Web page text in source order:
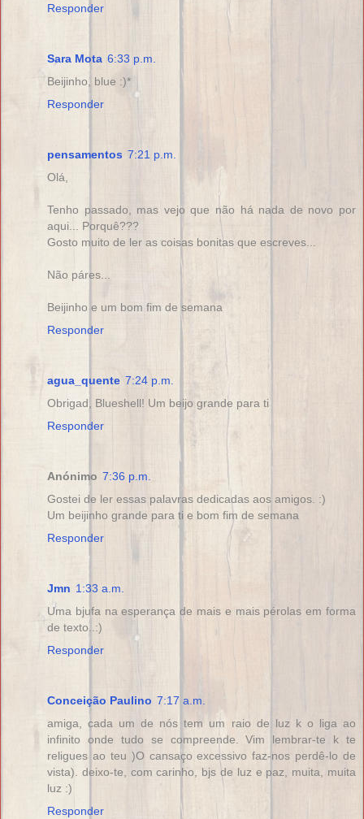
Responder
Sara Mota 6:33 p.m.
Beijinho, blue :)*
Responder
pensamentos 7:21 p.m.
Olá,
Tenho passado, mas vejo que não há nada de novo por
aqui... Porquê???
Gosto muito de ler as coisas bonitas que escreves...
Não páres...
Beijinho e um bom fim de semana
Responder
agua_quente 7:24 p.m.
Obrigad, Blueshell! Um beijo grande para ti
Responder
Anónimo 7:36 p.m.
Gostei de ler essas palavras dedicadas aos amigos. :)
Um beijinho grande para ti e bom fim de semana
Responder
Jmn 1:33 a.m.
Uma bjufa na esperança de mais e mais pérolas em forma
de texto..:)
Responder
Conceição Paulino 7:17 a.m.
amiga, cada um de nós tem um raio de luz k o liga ao
infinito onde tudo se compreende. Vim lembrar-te k te
religues ao teu )O cansaço excessivo faz-nos perdê-lo de
vista). deixo-te, com carinho, bjs de luz e paz, muita, muita
luz :)
Responder